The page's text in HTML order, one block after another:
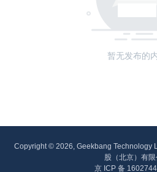
暂无发布的
Copyright © 2026, Geekbang Technology
股（北京）有限
京 ICP 备